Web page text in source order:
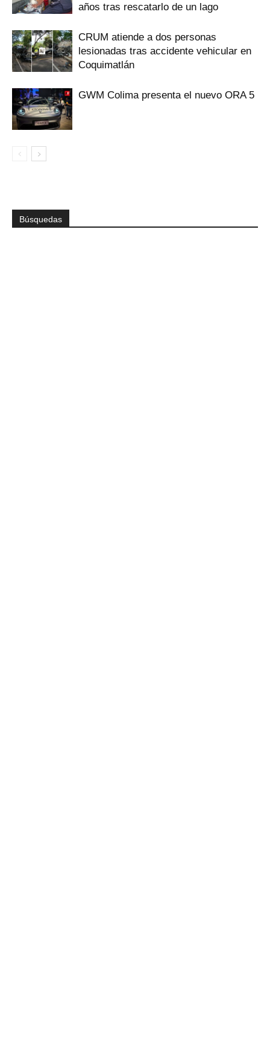
años tras rescatarlo de un lago
CRUM atiende a dos personas
lesionadas tras accidente vehicular en
Coquimatlán
GWM Colima presenta el nuevo ORA 5
Búsquedas